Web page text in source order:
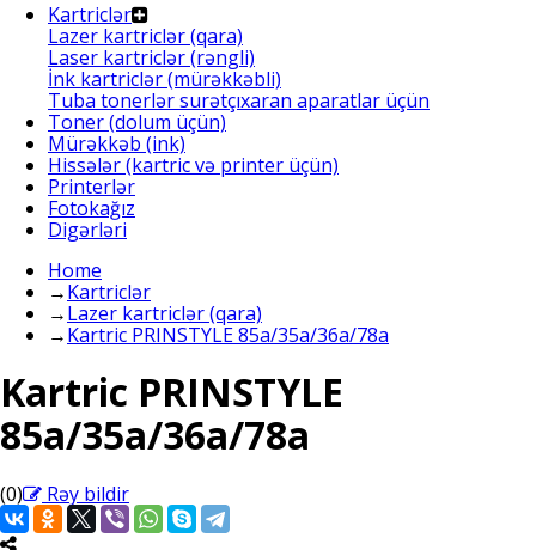
Kartriclər
Lazer kartriclər (qara)
Laser kartriclər (rəngli)
İnk kartriclər (mürəkkəbli)
Tuba tonerlər surətçıxaran aparatlar üçün
Toner (dolum üçün)
Mürəkkəb (ink)
Hissələr (kartric və printer üçün)
Printerlər
Fotokağız
Digərləri
Home
→Kartriclər
→Lazer kartriclər (qara)
→Kartric PRINSTYLE 85a/35a/36a/78a
Kartric PRINSTYLE
85a/35a/36a/78a
(0) Rəy bildir